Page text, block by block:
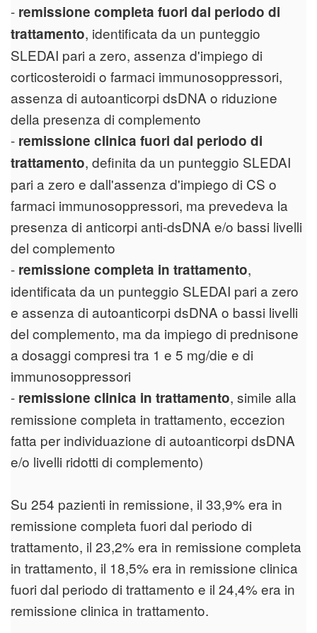
- remissione completa fuori dal periodo di
trattamento, identificata da un punteggio
SLEDAI pari a zero, assenza d'impiego di
corticosteroidi o farmaci immunosoppressori,
assenza di autoanticorpi dsDNA o riduzione
della presenza di complemento
- remissione clinica fuori dal periodo di
trattamento, definita da un punteggio SLEDAI
pari a zero e dall'assenza d'impiego di CS o
farmaci immunosoppressori, ma prevedeva la
presenza di anticorpi anti-dsDNA e/o bassi livelli
del complemento
- remissione completa in trattamento,
identificata da un punteggio SLEDAI pari a zero
e assenza di autoanticorpi dsDNA o bassi livelli
del complemento, ma da impiego di prednisone
a dosaggi compresi tra 1 e 5 mg/die e di
immunosoppressori
- remissione clinica in trattamento, simile alla
remissione completa in trattamento, eccezion
fatta per individuazione di autoanticorpi dsDNA
e/o livelli ridotti di complemento)
Su 254 pazienti in remissione, il 33,9% era in
remissione completa fuori dal periodo di
trattamento, il 23,2% era in remissione completa
in trattamento, il 18,5% era in remissione clinica
fuori dal periodo di trattamento e il 24,4% era in
remissione clinica in trattamento.